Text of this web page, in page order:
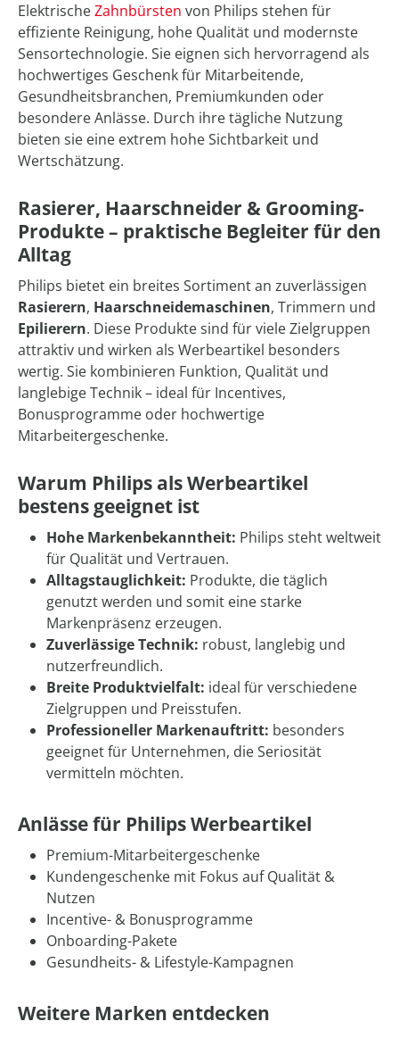
ElektrischeZahnbürsten von Philips stehen für
effiziente Reinigung, hohe Qualität und modernste
Sensortechnologie. Sie eignen sich hervorragend als
hochwertiges Geschenk für Mitarbeitende,
Gesundheitsbranchen, Premiumkunden oder
besondere Anlässe. Durch ihre tägliche Nutzung
bieten sie eine extrem hohe Sichtbarkeit und
Wertschätzung.
Rasierer, Haarschneider & Grooming-
Produkte – praktische Begleiter für den
Alltag
Philips bietet ein breites Sortiment an zuverlässigen
Rasierern, Haarschneidemaschinen, Trimmern und
Epilierern. Diese Produkte sind für viele Zielgruppen
attraktiv und wirken als Werbeartikel besonders
wertig. Sie kombinieren Funktion, Qualität und
langlebige Technik – ideal für Incentives,
Bonusprogramme oder hochwertige
Mitarbeitergeschenke.
Warum Philips als Werbeartikel
bestens geeignet ist
Hohe Markenbekanntheit: Philips steht weltweit
für Qualität und Vertrauen.
Alltagstauglichkeit: Produkte, die täglich
genutzt werden und somit eine starke
Markenpräsenz erzeugen.
Zuverlässige Technik: robust, langlebig und
nutzerfreundlich.
Breite Produktvielfalt: ideal für verschiedene
Zielgruppen und Preisstufen.
Professioneller Markenauftritt: besonders
geeignet für Unternehmen, die Seriosität
vermitteln möchten.
Anlässe für Philips Werbeartikel
Premium-Mitarbeitergeschenke
Kundengeschenke mit Fokus auf Qualität &
Nutzen
Incentive- & Bonusprogramme
Onboarding-Pakete
Gesundheits- & Lifestyle-Kampagnen
Weitere Marken entdecken